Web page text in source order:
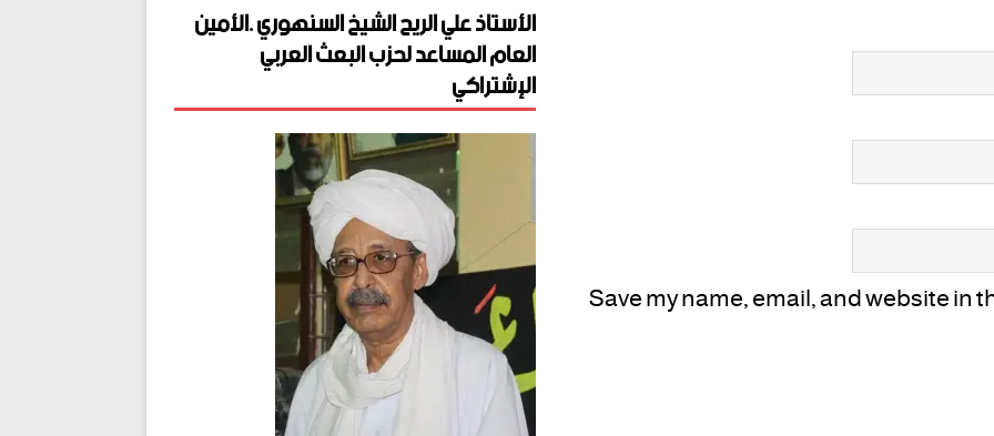
Save my name, email, and website in
الأستاذ علي الريح الشيخ السنهوري .الأمين
العام المساعد لحزب البعث العربي
الإشتراكي